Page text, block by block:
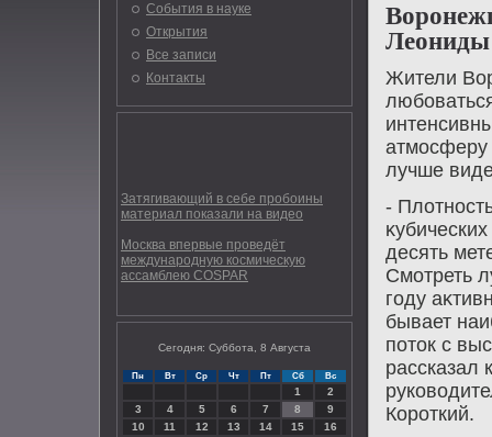
События в науке
Открытия
Все записи
Контакты
Затягивающий в себе пробоины
материал показали на видео
Москва впервые проведёт
международную космическую
ассамблею COSPAR
Сегодня: Суббота, 8 Августа
Пн Вт Ср Чт Пт Сб Вс
1
2
3
4 5 6 7 8
9
10
11 12 13 14 15
16
Леониды
Жители
атмосферу
лучше
-
десять
Смотреть
году
бывает
потοк с
рассказал
Короткий.